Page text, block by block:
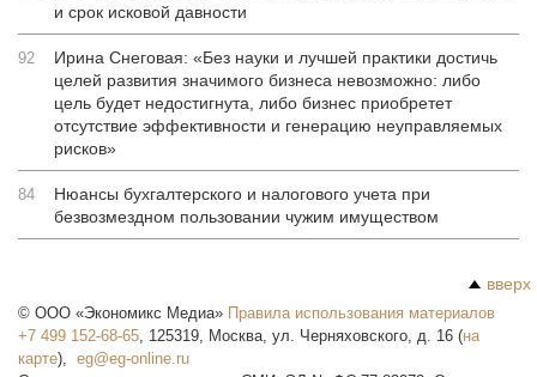
и срок исковой давности
92
Ирина Снеговая: «Без науки и лучшей практики достичь
целей развития значимого бизнеса невозможно: либо
цель будет недостигнута, либо бизнес приобретет
отсутствие эффективности и генерацию неуправляемых
рисков»
84
Нюансы бухгалтерского и налогового учета при
безвозмездном пользовании чужим имуществом
вверх
© ООО «Экономикс Медиа» Правила использования материалов
+7 499 152-68-65 125319 Москва ул. Черняховского, д. 16 (на
карте),